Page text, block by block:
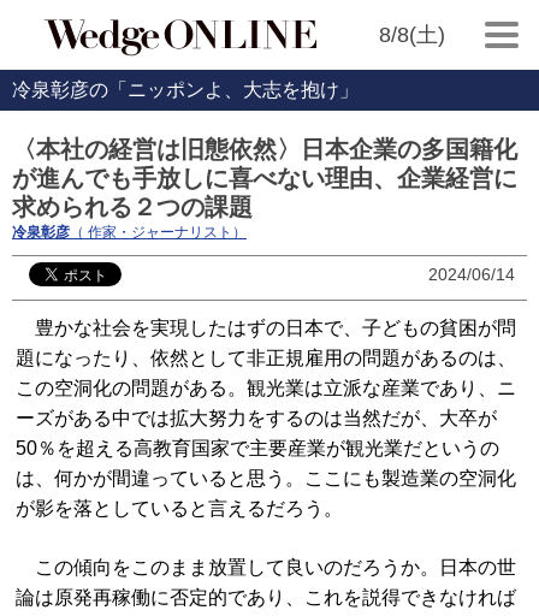
8/8(土)
冷泉彰彦の「ニッポンよ、大志を抱け」
〈本社の経営は旧態依然〉日本企業の多国籍化
が進んでも手放しに喜べない理由、企業経営に
求められる２つの課題
冷泉彰彦 （ 作家・ジャーナリスト）
2024/06/14
豊かな社会を実現したはずの日本で、子どもの貧困が問
題になったり、依然として非正規雇用の問題があるのは、
この空洞化の問題がある。観光業は立派な産業であり、ニ
ーズがある中では拡大努力をするのは当然だが、大卒が
50％を超える高教育国家で主要産業が観光業だというの
は、何かが間違っていると思う。ここにも製造業の空洞化
が影を落としていると言えるだろう。
この傾向をこのまま放置して良いのだろうか。日本の世
論は原発再稼働に否定的であり、これを説得できなければ